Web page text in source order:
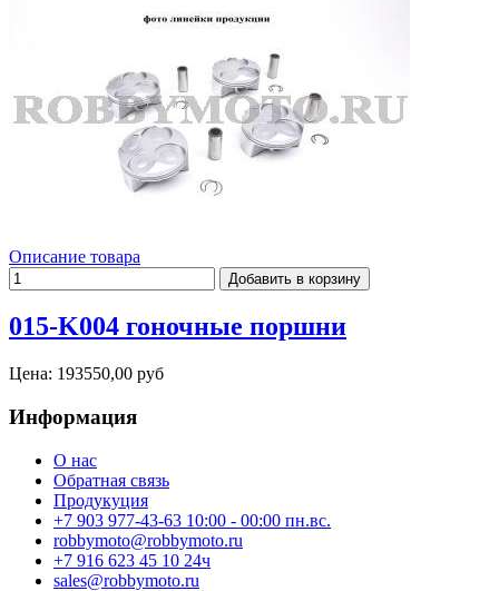
Описание товара
015-K004 гоночные поршни
Цена: 193550,00 руб
Информация
О нас
Обратная связь
Продукуция
+7 903 977-43-63 10:00 - 00:00 пн.вс.
robbymoto@robbymoto.ru
+7 916 623 45 10 24ч
sales@robbymoto.ru